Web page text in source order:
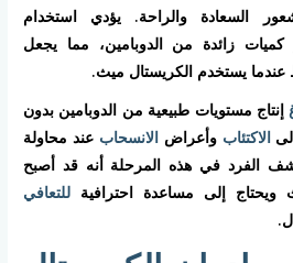
السعادة والراحة. يؤدي استخدام
كميات زائدة من الدوبامين، مما يجعل
يستخدم الكريستال ميث.
إنتاج مستويات طبيعية من الدوبامين بدون
الاكتئاب وأعراضالانسحاب عند محاولة
الفرد في هذه المرحلة أنه قد أصبح
إلى مساعدة احترافية للتعافي